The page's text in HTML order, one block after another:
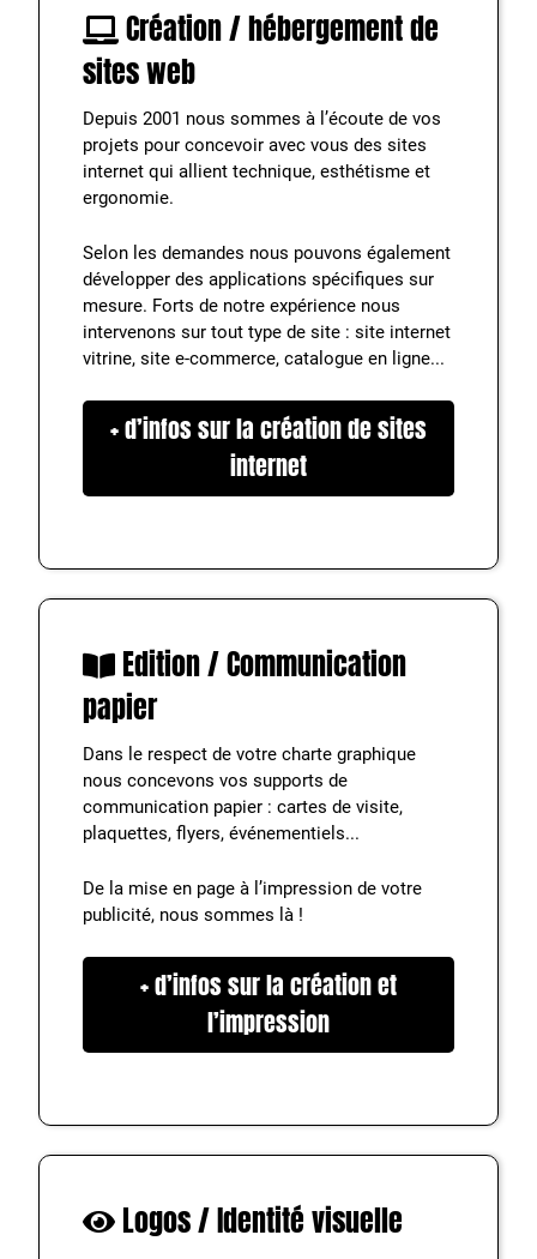
Création / hébergement de
sites web
Depuis 2001 nous sommes à l’écoute de vos
projets pour concevoir avec vous des sites
internet qui allient technique, esthétisme et
ergonomie.
Selon les demandes nous pouvons également
développer des applications spécifiques sur
mesure. Forts de notre expérience nous
intervenons sur tout type de site : site internet
vitrine, site e-commerce, catalogue en ligne...
+ d’infos sur la création de sites
internet
Edition / Communication
papier
Dans le respect de votre charte graphique
nous concevons vos supports de
communication papier : cartes de visite,
plaquettes, flyers, événementiels...
De la mise en page à l’impression de votre
publicité, nous sommes là !
+ d’infos sur la création et
l’impression
Logos / Identité visuelle